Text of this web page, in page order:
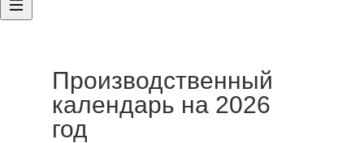
Производственный
календарь на 2026
год